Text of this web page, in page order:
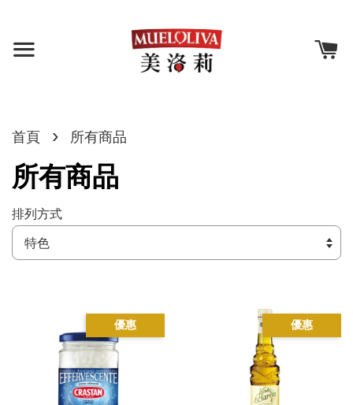
首頁 › 所有商品
所有商品
排列方式
優惠 優惠